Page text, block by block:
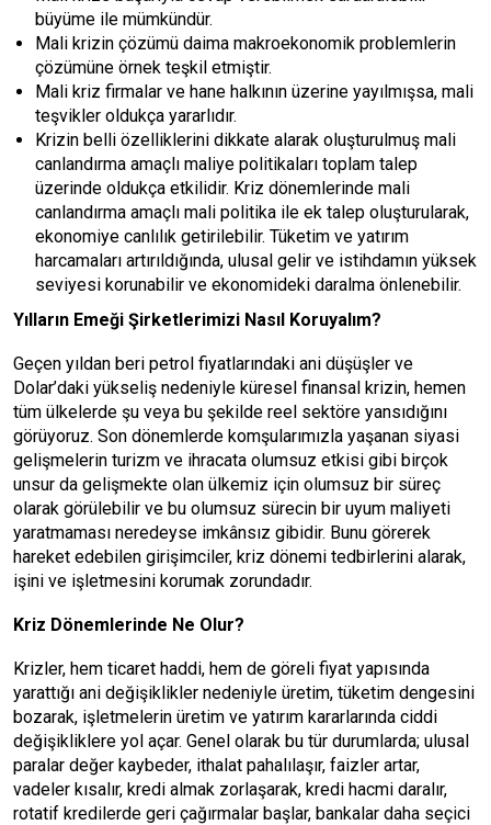
büyüme ile mümkündür.
Mali krizin çözümü daima makroekonomik problemlerin
çözümüne örnek teşkil etmiştir.
Mali kriz firmalar ve hane halkının üzerine yayılmışsa, mali
teşvikler oldukça yararlıdır.
Krizin belli özelliklerini dikkate alarak oluşturulmuş mali
canlandırma amaçlı maliye politikaları toplam talep
üzerinde oldukça etkilidir. Kriz dönemlerinde mali
canlandırma amaçlı mali politika ile ek talep oluşturularak,
ekonomiye canlılık getirilebilir. Tüketim ve yatırım
harcamaları artırıldığında, ulusal gelir ve istihdamın yüksek
seviyesi korunabilir ve ekonomideki daralma önlenebilir.
Yılların Emeği Şirketlerimizi Nasıl Koruyalım?
Geçen yıldan beri petrol fiyatlarındaki ani düşüşler ve
Dolar’daki yükseliş nedeniyle küresel finansal krizin, hemen
tüm ülkelerde şu veya bu şekilde reel sektöre yansıdığını
görüyoruz. Son dönemlerde komşularımızla yaşanan siyasi
gelişmelerin turizm ve ihracata olumsuz etkisi gibi birçok
unsur da gelişmekte olan ülkemiz için olumsuz bir süreç
olarak görülebilir ve bu olumsuz sürecin bir uyum maliyeti
yaratmaması neredeyse imkânsız gibidir. Bunu görerek
hareket edebilen girişimciler, kriz dönemi tedbirlerini alarak,
işini ve işletmesini korumak zorundadır.
Kriz Dönemlerinde Ne Olur?
Krizler, hem ticaret haddi, hem de göreli fiyat yapısında
yarattığı ani değişiklikler nedeniyle üretim, tüketim dengesini
bozarak, işletmelerin üretim ve yatırım kararlarında ciddi
değişikliklere yol açar. Genel olarak bu tür durumlarda; ulusal
paralar değer kaybeder, ithalat pahalılaşır, faizler artar,
vadeler kısalır, kredi almak zorlaşarak, kredi hacmi daralır,
rotatif kredilerde geri çağırmalar başlar, bankalar daha seçici